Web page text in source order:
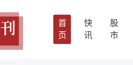
首
页
快
讯
股
市